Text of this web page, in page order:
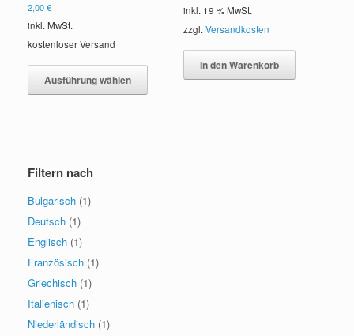
2,00€
inkl. MwSt.
kostenloser Versand
Ausführung wählen
Dieses
weist
inkl. 19 % MwSt.
zzgl.Versandkosten
In den Warenkorb
Filtern nach
Bulgarisch (1)
Deutsch (1)
Englisch (1)
Französisch (1)
Griechisch (1)
Italienisch (1)
Niederländisch (1)